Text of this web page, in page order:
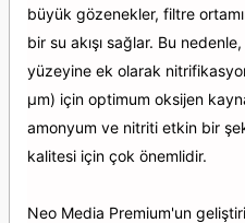
büyük gözenekler, filtre
bir su akışı sağlar. Bu
yüzeyine ek olarak
µm) için optimum oksijen
amonyum ve nitriti etkin bir
kalitesi için çok önemlidir.
Neo Media Premium'un